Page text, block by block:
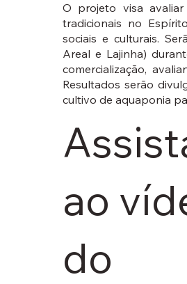
O projeto visa avaliar
tradicionais no
sociais e culturais.
Areal e Lajinha)
comercialização,
Resultados serão
cultivo de aquaponia
ao
do